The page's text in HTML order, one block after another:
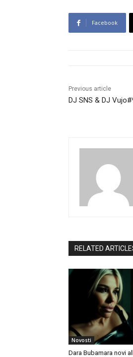
Facebook
Previous article
DJ SNS & DJ
RELATED
Novosti
Dara Bubamara novi